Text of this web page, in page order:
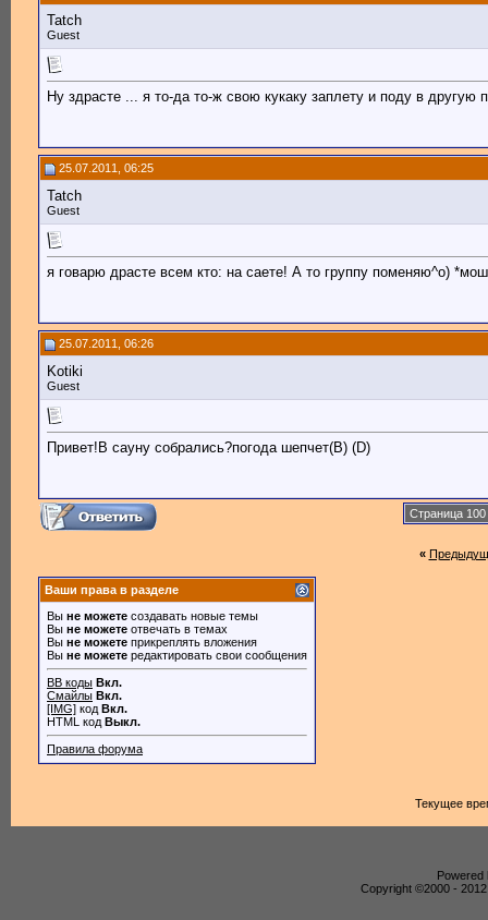
Tatch
Guest
Ну здрасте ... я то-да то-ж свою кукаку заплету и поду в другую
25.07.2011, 06:25
Tatch
Guest
я говарю драсте всем кто: на саете! А то группу поменяю^o)
25.07.2011, 06:26
Kotiki
Guest
Привет!В сауну собрались?погода шепчет(B) (D)
Страница 100
«
Ваши права в разделе
Вы не можете создавать новые темы
Вы не можете отвечать в темах
Вы не можете прикреплять вложения
Вы не можете редактировать свои сообщения
BB коды Вкл.
Смайлы Вкл.
[IMG] код Вкл.
HTML код Выкл.
Правила форума
Текущее
Powered
Copyright ©2000 -